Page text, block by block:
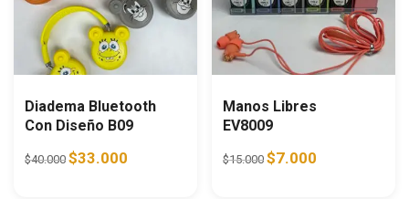
Diadema Bluetooth
Con Diseño B09
$40.000 Original price was: $40.000.
$33.000 Current price is: $33.000.
Manos Libres
EV8009
$15.000 Original price was:
$7.000